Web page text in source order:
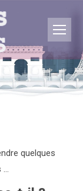
quelques
…